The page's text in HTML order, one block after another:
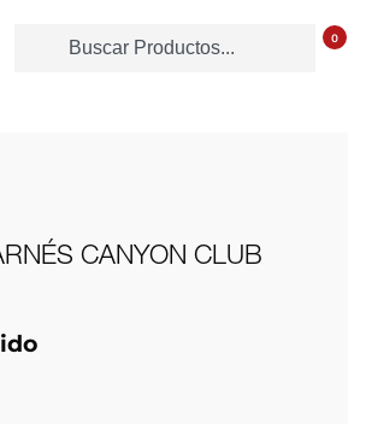
0
CANYON CLUB